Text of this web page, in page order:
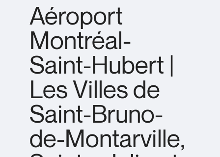
Aéroport
Montréal-
Saint-Hubert |
Les Villes de
Saint-Bruno-
de-Montarville,